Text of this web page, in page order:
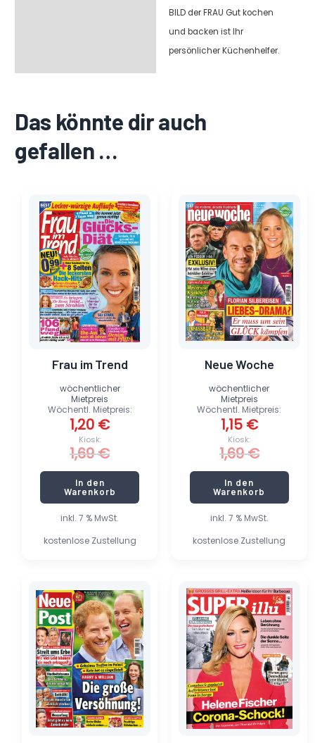
BILD der FRAU Gut kochen
und backen ist Ihr
persönlicher Küchenhelfer.
Das könnte dir auch
gefallen …
inkl. 7 % MwSt.
kostenlose Zustellung
Frau im Trend
Kiosk:
1,69€
Preis
war:
1,69 €
Wöchentl. Mietpreis:
1,20 €
Preis
ist:
1,20 €.
wöchentlicher
Mietpreis
In den
Warenkorb
inkl. 7 % MwSt.
kostenlose Zustellung
Neue Woche
Kiosk:
1,69€
Preis
war:
1,69 €
Wöchentl. Mietpreis:
1,15 €
Preis
ist:
1,15 €.
wöchentlicher
Mietpreis
In den
Warenkorb
Preis
war:
2,59 €
Preis
ist:
1,80 €.
Preis
war:
2,30 €
Preis
ist:
1,60 €.